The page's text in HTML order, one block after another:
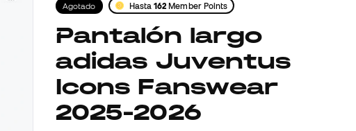
Agotado Hasta162 Member Points
Pantalón largo
adidas Juventus
Icons Fanswear
2025-2026